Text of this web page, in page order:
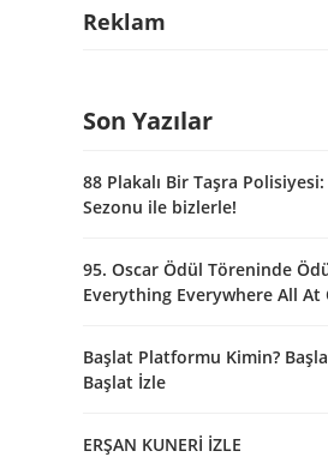
Reklam
Son Yazılar
88 Plakalı Bir Taşra Polisiyesi:
Sezonu ile bizlerle!
95. Oscar Ödül Töreninde
Everything Everywhere All At
Başlat Platformu Kimin?
Başlat İzle
ERŞAN KUNERİ İZLE